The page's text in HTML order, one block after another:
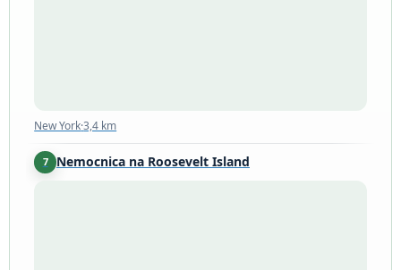
New York·3,4 km
7 Nemocnica na Roosevelt Island